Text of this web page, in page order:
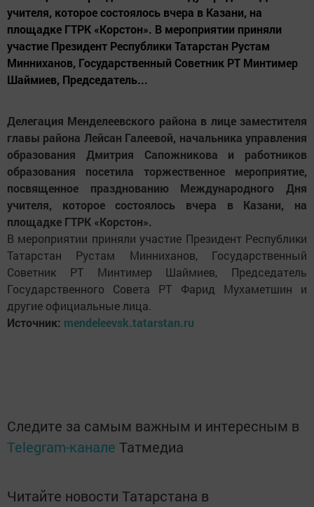
учителя, которое состоялось вчера в Казани, на
площадке ГТРК «Корстон». В мероприятии приняли
участие Президент Республики Татарстан Рустам
Минниханов, Государственный Советник РТ Минтимер
Шаймиев, Председатель...
Делегация Менделеевского района в лице заместителя
главы района Лейсан Галеевой, начальника управления
образования Дмитрия Сапожникова и работников
образования посетила торжественное мероприятие,
посвященное празднованию Международного Дня
учителя, которое состоялось вчера в Казани, на
площадке ГТРК «Корстон».
В мероприятии приняли участие Президент Республики
Татарстан Рустам Минниханов, Государственный
Советник РТ Минтимер Шаймиев, Председатель
Государственного Совета РТ Фарид Мухаметшин и
другие официальные лица.
Источник: mendeleevsk.tatarstan.ru
Следите за самым важным и интересным в
Telegram-канале Татмедиа
Читайте новости Татарстана в